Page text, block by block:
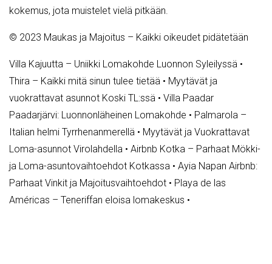
kokemus, jota muistelet vielä pitkään.
© 2023 Maukas ja Majoitus – Kaikki oikeudet pidätetään
Villa Kajuutta – Uniikki Lomakohde Luonnon Syleilyssä •
Thira – Kaikki mitä sinun tulee tietää • Myytävät ja
vuokrattavat asunnot Koski TL:ssä • Villa Paadar
Paadarjärvi: Luonnonläheinen Lomakohde • Palmarola –
Italian helmi Tyrrhenanmerellä • Myytävät ja Vuokrattavat
Loma-asunnot Virolahdella • Airbnb Kotka – Parhaat Mökki-
ja Loma-asuntovaihtoehdot Kotkassa • Ayia Napan Airbnb:
Parhaat Vinkit ja Majoitusvaihtoehdot • Playa de las
Américas – Teneriffan eloisa lomakeskus •